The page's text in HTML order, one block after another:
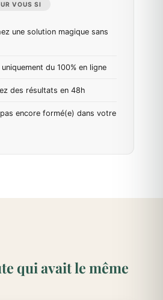
VOUS SI
une solution magique sans
du 100% en ligne
des résultats en 48h
encore formé(e) dans votre
qui avait le même